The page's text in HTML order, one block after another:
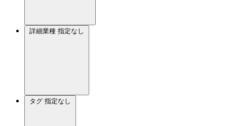
詳細業種 指定なし
タグ 指定なし